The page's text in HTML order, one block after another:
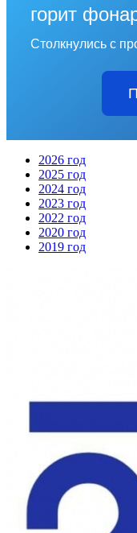
горит
Столкнулись с
2026 год
2025 год
2024 год
2023 год
2022 год
2020 год
2019 год